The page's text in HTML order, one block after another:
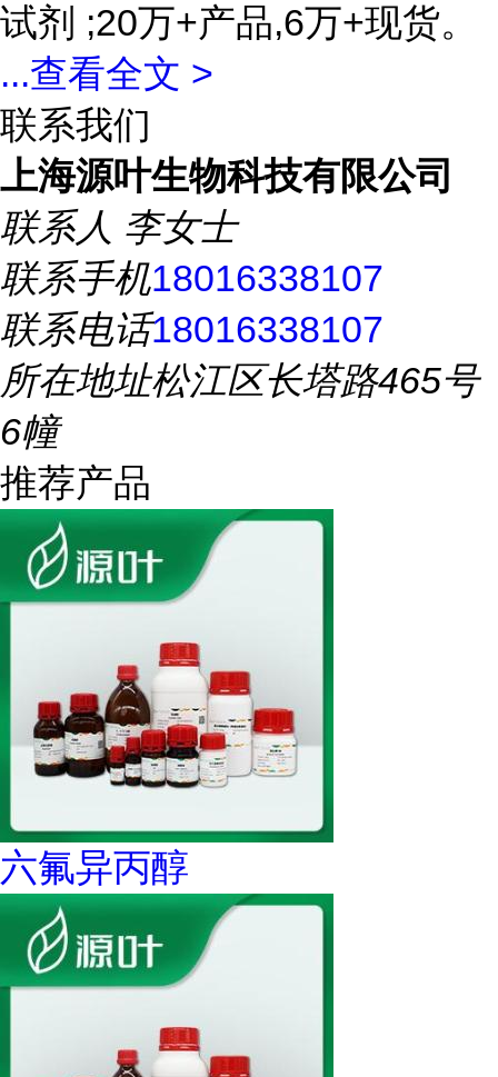
试剂 ;20万+产品,6万+现货。
...查看全文 >
联系我们
上海源叶生物科技有限公司
联系人 李女士
联系手机18016338107
联系电话18016338107
所在地址松江区长塔路465号
6幢
推荐产品
六氟异丙醇